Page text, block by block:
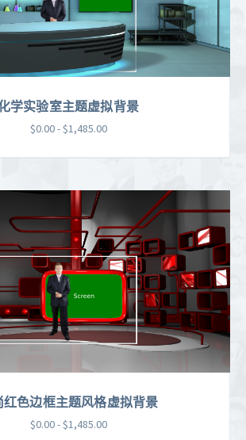
学实验室主题虚拟背景
$0.00 - $1,485.00
红色边框主题风格虚拟背景
$0.00 - $1,485.00